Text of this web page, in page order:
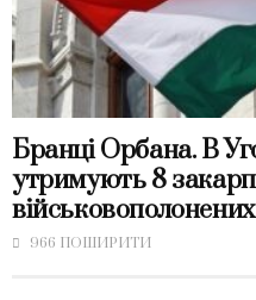
Бранці Орбана. В
утримують 8
військовополонених
966 ПОШИРИТИ